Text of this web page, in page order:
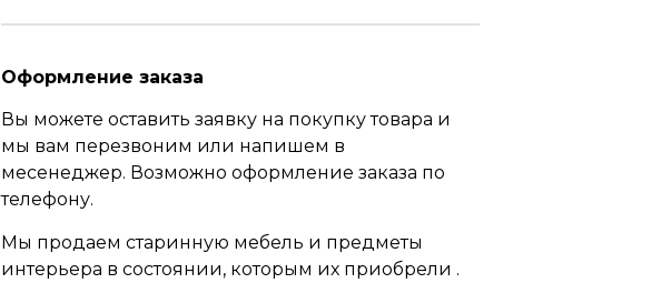
Оформление заказа
Вы можете оставить заявку на покупку товара и
мы вам перезвоним или напишем в
месенеджер. Возможно оформление заказа по
телефону.
Мы продаем старинную мебель и предметы
интерьера в состоянии, которым их приобрели .